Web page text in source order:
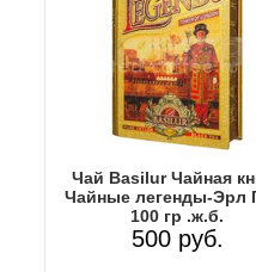
Чай Basilur Чайная
Чайные легенды-Эрл
100 гр .ж.б.
500 руб.